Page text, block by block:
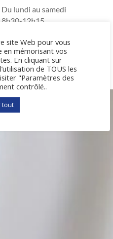
Du lundi au samedi
8h30-12h15
Tél : 04 90 76 92 09
site Web pour vous
en mémorisant vos
En cliquant sur
de TOUS les
"Paramètres des
contrôlé..
tout